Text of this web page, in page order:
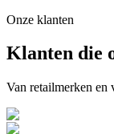
Onze klanten
Klanten die
Van retailmerken en